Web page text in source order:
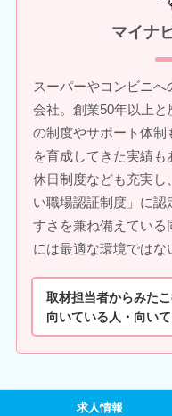
マイナ
スーパーやコンビニ
会社。創業50年以上
の制度やサポート体制
を育成してきた実績も
休日制度なども充実し
い職場認証制度」に
すさを兼ね備えている
には最適な環境ではな
取材担当者からみた
向いている人・向い
求人情報